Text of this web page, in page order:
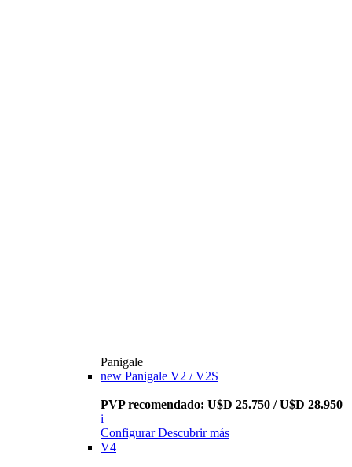
Panigale
new Panigale V2 / V2S
PVP recomendado: U$D 25.750 / U$D 28.950
i
Configurar Descubrir más
V4